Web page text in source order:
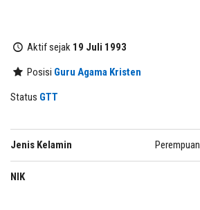
Aktif sejak 19 Juli 1993
Posisi Guru Agama Kristen
Status GTT
Jenis Kelamin Perempuan
NIK